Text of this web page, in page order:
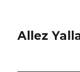
Allez